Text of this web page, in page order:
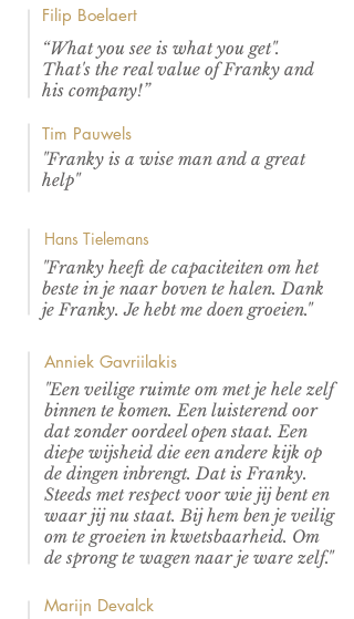
Filip Boelaert
“What you see is what you get".
That's the real value of Franky and
his company!”
Tim Pauwels
"Franky is a wise man and a great
help"
Hans Tielemans
"Franky heeft de capaciteiten om het
beste in je naar boven te halen. Dank
je Franky. Je hebt me doen groeien."
Anniek Gavriilakis
"Een veilige ruimte om met je hele zelf
binnen te komen. Een luisterend oor
dat zonder oordeel open staat. Een
diepe wijsheid die een andere kijk op
de dingen inbrengt. Dat is Franky.
Steeds met respect voor wie jij bent en
waar jij nu staat. Bij hem ben je veilig
om te groeien in kwetsbaarheid. Om
de sprong te wagen naar je ware zelf."
Marijn Devalck